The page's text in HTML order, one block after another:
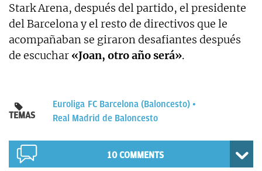
Stark Arena, después del partido, el presidente
del Barcelona y el resto de directivos que le
acompañaban se giraron desafiantes después
de escuchar «Joan, otro año será».
TEMAS
Euroliga FC Barcelona (Baloncesto)
Real Madrid de Baloncesto
10 COMMENTS